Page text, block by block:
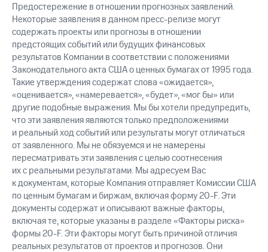
Предостережение в отношении прогнозных заявлений.
Некоторые заявления в данном пресс-релизе могут
содержать проекты или прогнозы в отношении
предстоящих событий или будущих финансовых
результатов Компании в соответствии с положениями
Законодательного акта США о ценных бумагах от 1995 года.
Такие утверждения содержат слова «ожидается»,
«оценивается», «намеревается», «будет», «мог бы» или
другие подобные выражения. Мы бы хотели предупредить,
что эти заявления являются только предположениями
и реальный ход событий или результаты могут отличаться
от заявленного. Мы не обязуемся и не намерены
пересматривать эти заявления с целью соотнесения
их с реальными результатами. Мы адресуем Вас
к документам, которые Компания отправляет Комиссии США
по ценным бумагам и биржам, включая форму 20-F. Эти
документы содержат и описывают важные факторы,
включая те, которые указаны в разделе «Факторы риска»
формы 20-F. Эти факторы могут быть причиной отличия
реальных результатов от проектов и прогнозов. Они